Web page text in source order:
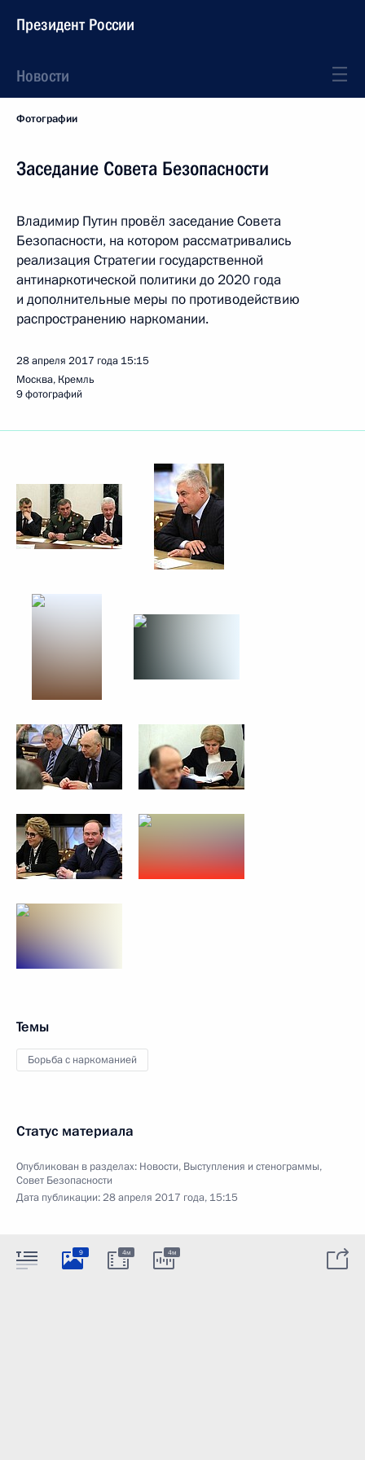
Президент России
Новости
Фотографии
Заседание Совета Безопасности
Владимир Путин провёл заседание Совета
Безопасности, на котором рассматривались
реализация Стратегии государственной
антинаркотической политики до 2020 года
и дополнительные меры по противодействию
распространению наркомании.
28 апреля 2017 года 15:15
Москва, Кремль
9 фотографий
Темы
Борьба с наркоманией
Статус материала
Опубликован в разделах: Новости, Выступления и стенограммы,
Совет Безопасности
Дата публикации:28 апреля 2017 года, 15:15
9 4м 4м